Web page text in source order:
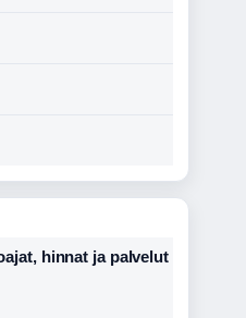
hinnat ja palvelut